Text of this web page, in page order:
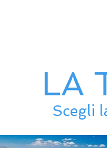
LA
Scegli